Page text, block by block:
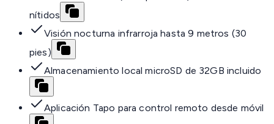
nítidos
Visión nocturna infrarroja hasta 9 metros (30
pies)
Almacenamiento local microSD de 32GB incluido
Aplicación Tapo para control remoto desde móvil